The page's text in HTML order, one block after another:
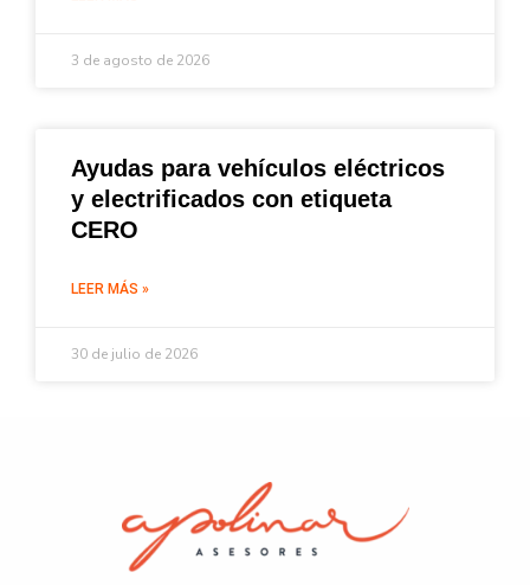
3 de agosto de 2026
Ayudas para vehículos eléctricos
y electrificados con etiqueta
CERO
LEER MÁS »
30 de julio de 2026